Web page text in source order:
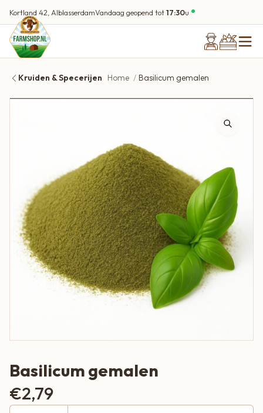
Kortland 42, AlblasserdamVandaag geopend tot17:30u
Kruiden & Specerijen Home Basilicum gemalen
Basilicum gemalen
€2,79